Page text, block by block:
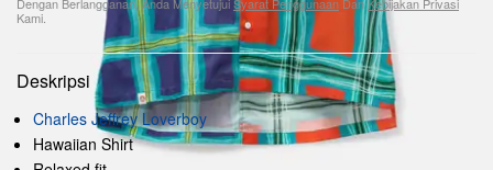
Kami.
Deskripsi
Charles Jeffrey Loverboy
Hawaiian Shirt